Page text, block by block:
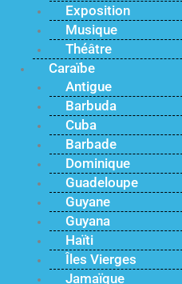
Exposition
Musique
Théâtre
Caraïbe
Antigue
Barbuda
Cuba
Barbade
Dominique
Guadeloupe
Guyane
Guyana
Haïti
Îles Vierges
Jamaïque